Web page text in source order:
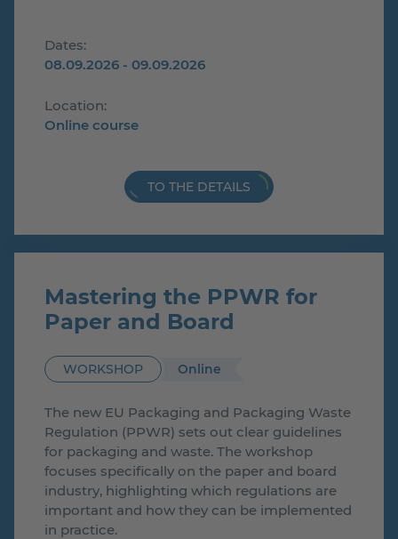
Dates:
08.09.2026 - 09.09.2026
Location:
Online course
TO THE DETAILS
Mastering the PPWR for
Paper and Board
WORKSHOP Online
The new EU Packaging and Packaging Waste
Regulation (PPWR) sets out clear guidelines
for packaging and waste. The workshop
focuses specifically on the paper and board
industry, highlighting which regulations are
important and how they can be implemented
in practice.